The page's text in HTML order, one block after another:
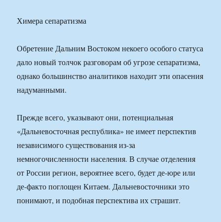
Химера сепаратизма
Обретение Дальним Востоком некоего особого статуса
дало новый толчок разговорам об угрозе сепаратизма,
однако большинство аналитиков находит эти опасения
надуманными.
Прежде всего, указывают они, потенциальная
«Дальневосточная республика» не имеет перспектив
независимого существования из-за
немногочисленности населения. В случае отделения
от России регион, вероятнее всего, будет де-юре или
де-факто поглощен Китаем. Дальневосточники это
понимают, и подобная перспектива их страшит.